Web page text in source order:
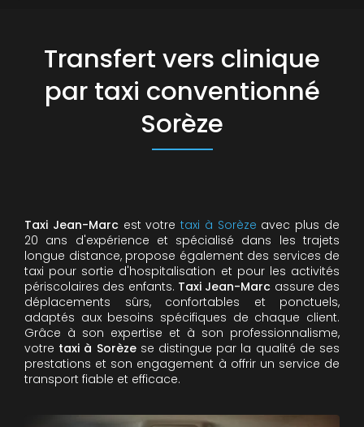
Transfert vers clinique
par taxi conventionné
Sorèze
Taxi Jean-Marcest votretaxi à Sorèze avec plus de
20 ans d'expérience et spécialisé dans les trajets
longue distance, propose également des services de
taxi pour sortie d'hospitalisation et pour les activités
périscolaires des enfants. Taxi Jean-Marc assure des
déplacements sûrs, confortables et ponctuels,
adaptés aux besoins spécifiques de chaque client.
Grâce à son expertise et à son professionnalisme,
votre taxi à Sorèzese distingue par la qualité de ses
prestations et son engagement à offrir un service de
transport fiable et efficace.